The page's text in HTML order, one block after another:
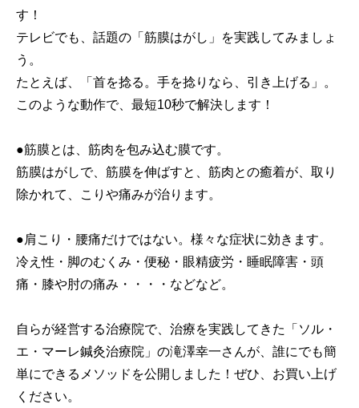
す！
テレビでも、話題の「筋膜はがし」を実践してみましょ
う。
たとえば、「首を捻る。手を捻りなら、引き上げる」。
このような動作で、最短10秒で解決します！
●筋膜とは、筋肉を包み込む膜です。
筋膜はがしで、筋膜を伸ばすと、筋肉との癒着が、取り
除かれて、こりや痛みが治ります。
●肩こり・腰痛だけではない。様々な症状に効きます。
冷え性・脚のむくみ・便秘・眼精疲労・睡眠障害・頭
痛・膝や肘の痛み・・・・などなど。
自らが経営する治療院で、治療を実践してきた「ソル・
エ・マーレ鍼灸治療院」の滝澤幸一さんが、誰にでも簡
単にできるメソッドを公開しました！ぜひ、お買い上げ
ください。